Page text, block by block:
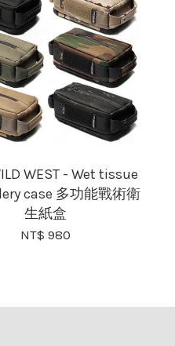
WEST - Wet tissue
case 多功能戰術衛
生紙盒
NT$ 980